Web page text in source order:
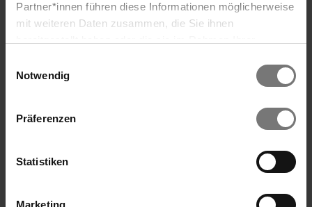
Partner*innen führen diese Informationen möglicherweise
mit weiteren Daten zusammen, die Sie ihnen
Cookies und ähnliche Technologien (Tracking-Pixel),
soweit dies technisch für die Bereitstellung unserer
Dienste erforderlich ist (bspw. Spracheinstellungen),
sowie darüber hinaus soweit Sie Ihre Einwilligung in die
Marketingcookies). Mit diesen Cookies werden von uns
Notwendig
Präferenzen
Statistiken
Marketing
Rooms & Prices
Last Minute
Private insurance
Uniqa Vitality Plan/Provident Check
Search